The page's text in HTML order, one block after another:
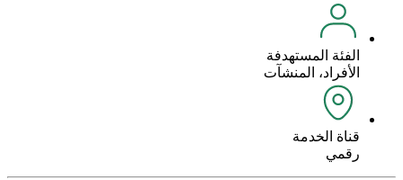
الفئة المستهدفة
الأفراد، المنشآت
قناة الخدمة
رقمي